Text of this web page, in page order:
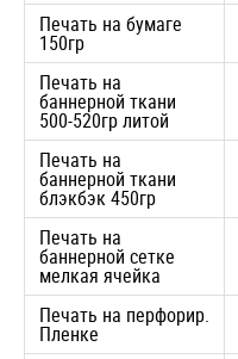
Печать на бумаге
150гр
Печать на
баннерной ткани
500-520гр литой
Печать на
баннерной ткани
блэкбэк 450гр
Печать на
баннерной сетке
мелкая ячейка
Печать на перфорир.
Пленке